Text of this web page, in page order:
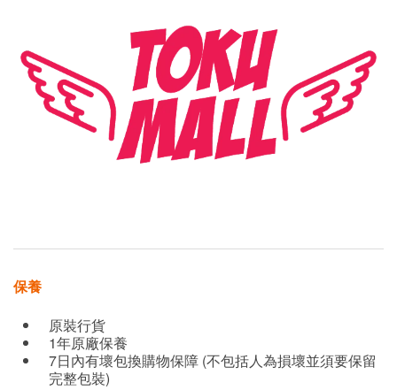
保養
原裝行貨
1年原廠保養
7日內有壞包換購物保障 (不包括人為損壞並須要保留
完整包裝)